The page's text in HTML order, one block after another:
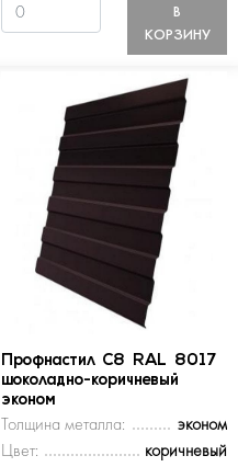
В
КОРЗИНУ
Профнастил С8 RAL 8017
шоколадно-коричневый
эконом
Толщина металла:
эконом
Цвет:
коричневый